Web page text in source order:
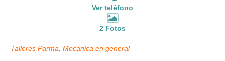
Ver teléfono
2 Fotos
Talleres Parma, Mecanica en general